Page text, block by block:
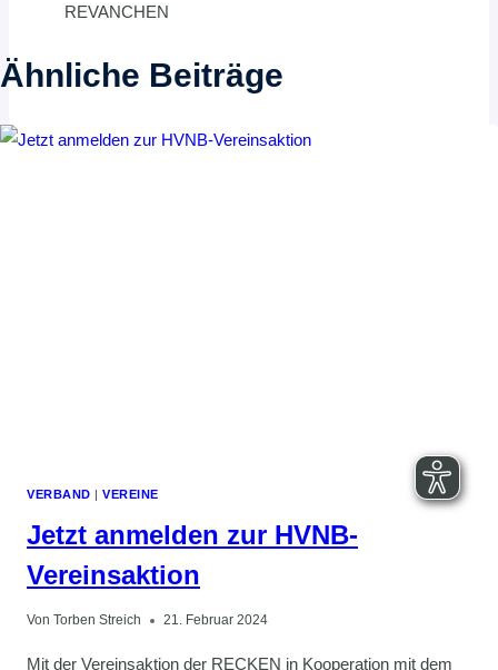
REVANCHEN
Ähnliche Beiträge
VERBAND |VEREINE
Jetzt anmelden zur HVNB-
Vereinsaktion
Von Torben Streich 21. Februar 2024
Mit der Vereinsaktion der RECKEN in Kooperation mit dem